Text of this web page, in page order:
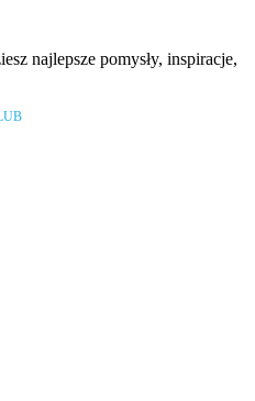
najlepsze pomysły, inspiracje,